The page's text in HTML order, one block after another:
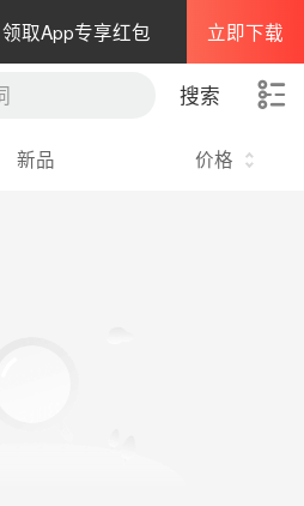
取App专享红包 立即下载
搜索
新品 价格